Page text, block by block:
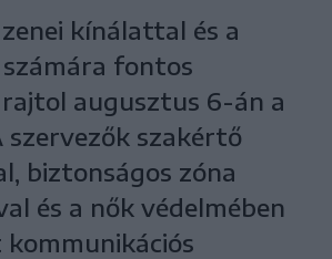
kínálattal és a
fontos
augusztus 6-án a
szervezők szakértő
biztonságos zóna
és a nők védelmében